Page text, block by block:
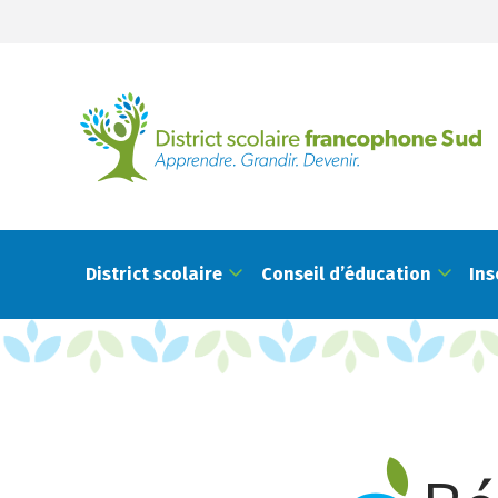
District scolaire Conseil d’éducation